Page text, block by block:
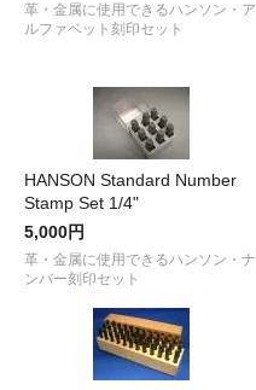
革・金属に使用できるハンソン・ア
ルファベット刻印セット
HANSON Standard Number
Stamp Set 1/4"
5,000円
革・金属に使用できるハンソン・ナ
ンバー刻印セット